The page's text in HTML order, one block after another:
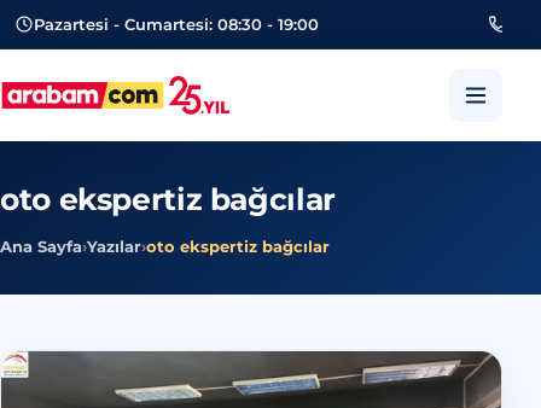
Pazartesi - Cumartesi: 08:30 - 19:00
arabam.com Güngören oto
oto ekspertiz bağcılar
Ana Sayfa›Yazılar›oto ekspertiz bağcılar